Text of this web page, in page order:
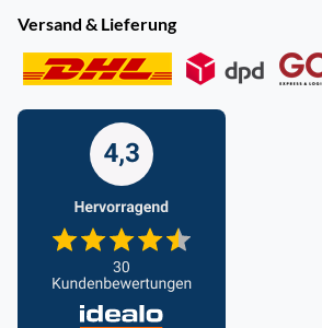
Versand & Lieferung